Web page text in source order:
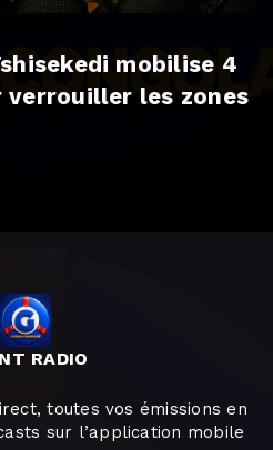
mobilise 4
verrouiller les zones
RADIO
toutes vos émissions en
sur l’application mobile